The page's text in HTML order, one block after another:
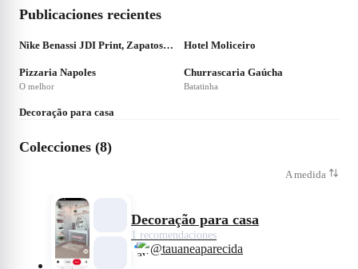
Publicaciones recientes
Nike Benassi JDI Print, Zapatos de Playa y Piscina para Hombre, Negro Hotel Moliceiro
❤ 1
Pizzaria Napoles
O melhor
❤1
Churrascaria Gaúcha
Batatinha
❤1
Decoração para casa
Colecciones (8)
A medida
Decoração para casa
1 recomendaciones
@tauaneaparecida